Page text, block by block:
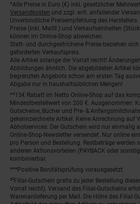
Fußnoten
*Alle Preise in Euro (€) inkl. gesetzlicher
Versandkosten und zzgl. evtl. anfallender
Unverbindliche Preisempfehlung des Herstellers.
Preise (inkl. MwSt.) und Verkaufseinheiten
können im Online-Shop abweichen.
Statt- und durchgestrichene Preise beziehen
geforderten Verkaufspreis.
Alle Artikel solange der Vorrat reicht!
Abbildungen ähnlich. Die abgebildeten Artikel
begrenzten Angebots schon am ersten Tag
Abgabe nur in haushaltsüblichen Mengen!
**15€ Rabatt im Netto Online-Shop auf das
Mindestbestellwert von 200 €. Ausgenommen:
Gutscheine, Bücher und Pre- &
gekennzeichnete Artikel. Keine Anrechnung auf
Abholservices. Der Gutschein wird nur einmalig
Online-Shop-Newsletter versendet. Nur online
pro Person und Bestellung. Restbeträge
anderen Aktionsvorteilen (PAYBACK oder
kombinierbar.
***Positive Bonitätsprüfung vorausgesetzt
²⁰Filial-Gutschein gratis zu jeder Bestellung
Vorrat reicht). Versand des Filial-Gutscheins
Warenanlieferung per Mail. Die Höhe des Filial-